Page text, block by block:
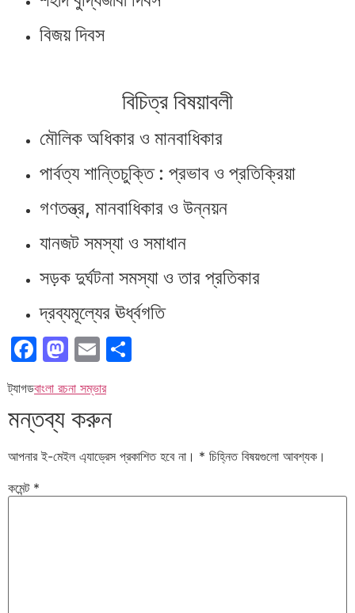
বিজয় দিবস
বিচিত্র বিষয়াবলী
মৌলিক অধিকার ও মানবাধিকার
পার্বত্য শান্তিচুক্তি : প্রভাব ও প্রতিক্রিয়া
গণতন্ত্র, মানবাধিকার ও উন্নয়ন
যানজট সমস্যা ও সমাধান
সড়ক দুর্ঘটনা সমস্যা ও তার প্রতিকার
দ্রব্যমূল্যের ঊর্ধ্বগতি
Facebook
Mastodon
Email
ট্যাগডবাংলা রচনা সম্ভার
মন্তব্য করুন
আপনার ই-মেইল এ্যাড্রেস প্রকাশিত হবে না। * চিহ্নিত বিষয়গুলো আবশ্যক।
কমেন্ট *